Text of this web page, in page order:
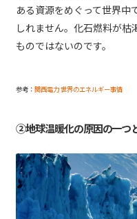
ある資源をめぐって世界中
しれません。化石燃料が
ものではないのです。
参考： 関西電力 世界のエネルギー事情
②地球温暖化の原因の一つ